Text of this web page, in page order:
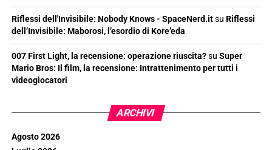
Riflessi dell'Invisibile: Nobody Knows - SpaceNerd.itsu Riflessi
dell’Invisibile: Maborosi, l’esordio di Kore’eda
007 First Light, la recensione: operazione riuscita?su Super
Mario Bros: Il film, la recensione: Intrattenimento per tutti i
videogiocatori
ARCHIVI
Agosto 2026